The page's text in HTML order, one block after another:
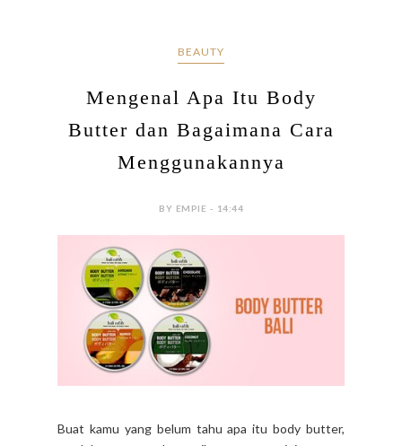
BEAUTY
Mengenal Apa Itu Body
Butter dan Bagaimana Cara
Menggunakannya
BY EMPIE - 14:44
Buat kamu yang belum tahu apa itu body butter,